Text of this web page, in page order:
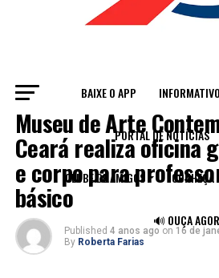
BAIXE O APP
PORTAL DE NOTÍCIAS
CLUBE DE AMIGOS CONHEÇA
🔊 OUÇA
LEGADO
Museu de Arte
Ceará realiza oficina
e corpo para
básico
Published 4 anos ago on 16 de
By Roberta Farias